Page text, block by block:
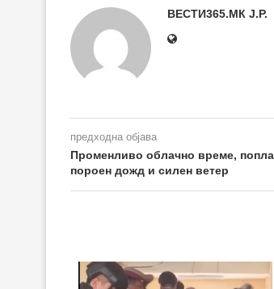
ВЕСТИ365.МК Ј.Р.
предходна објава
Променливо облачно време,
пороен дожд и силен ветер